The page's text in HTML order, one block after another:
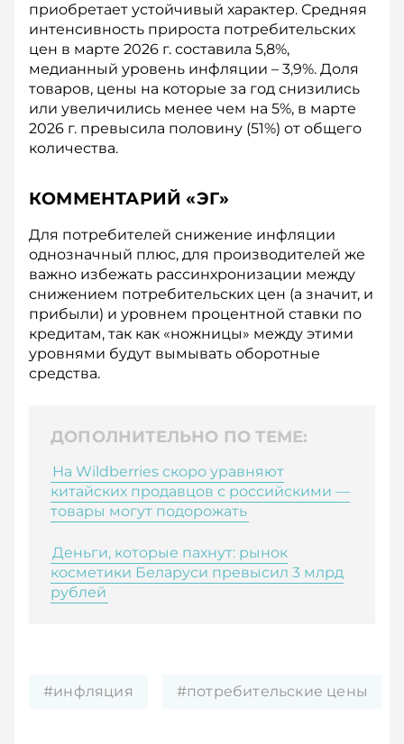
приобретает устойчивый характер. Средняя
интенсивность прироста потребительских
цен в марте 2026 г. составила 5,8%,
медианный уровень инфляции – 3,9%. Доля
товаров, цены на которые за год снизились
или увеличились менее чем на 5%, в марте
2026 г. превысила половину (51%) от общего
количества.
КОММЕНТАРИЙ «ЭГ»
Для потребителей снижение инфляции
однозначный плюс, для производителей же
важно избежать рассинхронизации между
снижением потребительских цен (а значит, и
прибыли) и уровнем процентной ставки по
кредитам, так как «ножницы» между этими
уровнями будут вымывать оборотные
средства.
ДОПОЛНИТЕЛЬНО ПО ТЕМЕ:
На Wildberries скоро уравняют
китайских продавцов с российскими —
товары могут подорожать
Деньги, которые пахнут: рынок
косметики Беларуси превысил 3 млрд
рублей
#инфляция #потребительские цены